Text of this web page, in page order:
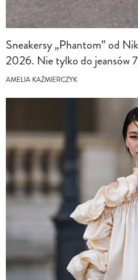
Sneakersy „Phantom” od
2026. Nie tylko do jeansów
AMELIA KAŹMIERCZYK